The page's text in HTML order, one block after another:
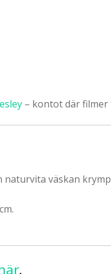
– kontot där
naturvita väskan
.